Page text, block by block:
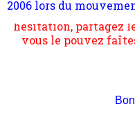
s'occupe plus
transformation dans
suivant la pensée du
nomme les
philosophique du
contrat est la marque
hésitation, partagez
vous le pouvez